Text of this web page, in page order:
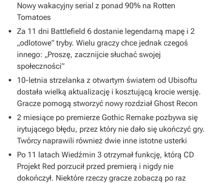
Nowy wakacyjny serial z ponad 90% na Rotten
Tomatoes
Za 11 dni Battlefield 6 dostanie legendarną mapę i 2
„odlotowe” tryby. Wielu graczy chce jednak czegoś
innego: „Proszę, zacznijcie słuchać swojej
społeczności”
10-letnia strzelanka z otwartym światem od Ubisoftu
dostała wielką aktualizację i kosztującą krocie wersję.
Gracze pomogą stworzyć nowy rozdział Ghost Recon
2 miesiące po premierze Gothic Remake pozbywa się
irytującego błędu, przez który nie dało się ukończyć gry.
Twórcy naprawili również dwie inne istotne usterki
Po 11 latach Wiedźmin 3 otrzymał funkcję, którą CD
Projekt Red porzucił przed premierą i nigdy nie
dokończył. Niektóre rzeczy gracze zobaczą po raz